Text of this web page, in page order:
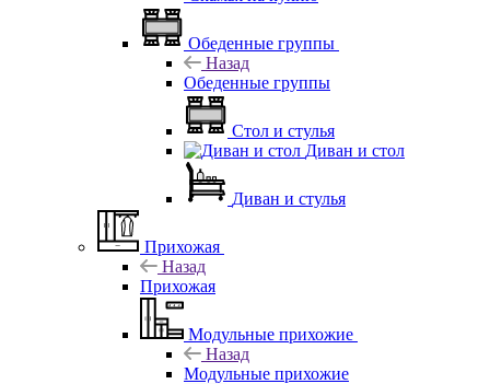
Обеденные группы
Назад
Обеденные группы
Стол и стулья
Диван и стол
Диван и стулья
Прихожая
Назад
Прихожая
Модульные прихожие
Назад
Модульные прихожие